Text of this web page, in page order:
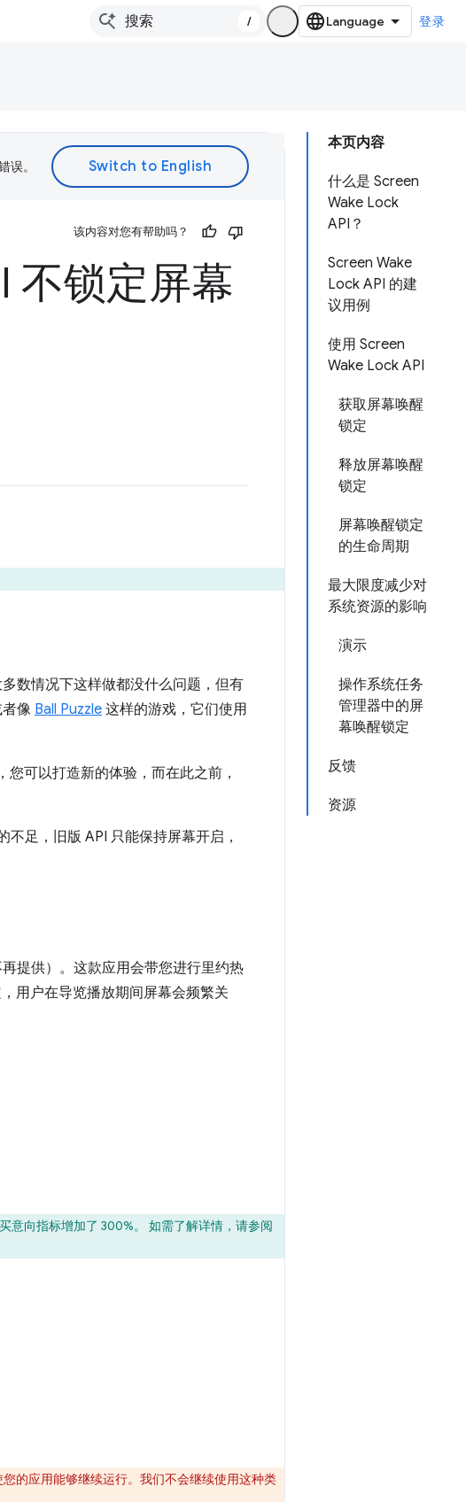
/ 登录
本页内容
什么是 Screen
Wake Lock
API？
Screen Wake
Lock API 的建
议用例
使用 Screen
Wake Lock API
获取屏幕唤醒
锁定
释放屏幕唤醒
锁定
屏幕唤醒锁定
的生命周期
最大限度减少对
系统资源的影响
演示
操作系统任务
管理器中的屏
幕唤醒锁定
反馈
资源
误。
该内容对您有帮助吗？
不锁定屏幕
数情况下这样做都没什么问题，但有
像 Ball Puzzle 这样的游戏，它们使用
可以打造新的体验，而在此之前，
足，旧版 API 只能保持屏幕开启，
提供）。这款应用会带您进行里约热
用户在导览播放期间屏幕会频繁关
意向指标增加了 300%。 如需了解详情，请参阅
的应用能够继续运行。我们不会继续使用这种类